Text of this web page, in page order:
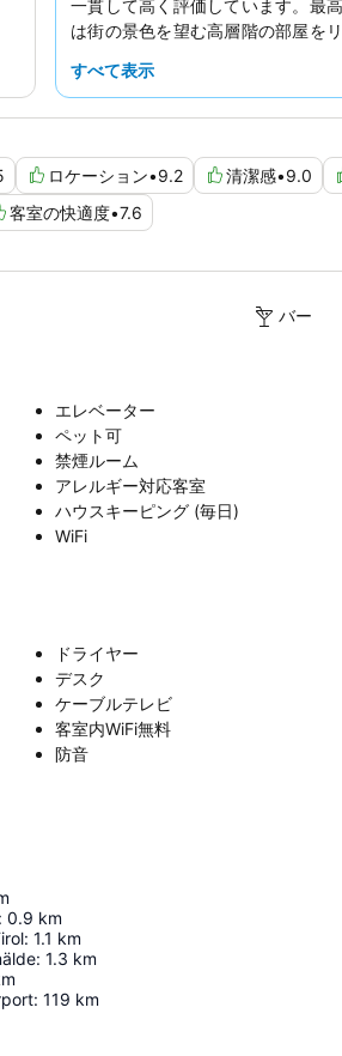
一貫して高く評価しています。最
は街の景色を望む高層階の部屋を
すべて表示
ロケーション•9.2 清潔感•9.0
客室の快適度•7.6
バー
エレベーター
ペット可
禁煙ルーム
アレルギー対応客室
ハウスキーピング (毎日)
WiFi
ドライヤー
デスク
ケーブルテレビ
客室内WiFi無料
防音
: 0.9 km
: 1.1 km
: 1.3 km
: 119 km